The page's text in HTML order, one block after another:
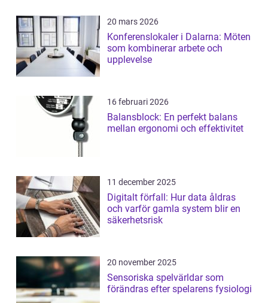
20 mars 2026
Konferenslokaler i Dalarna: Möten
som kombinerar arbete och
upplevelse
16 februari 2026
Balansblock: En perfekt balans
mellan ergonomi och effektivitet
11 december 2025
Digitalt förfall: Hur data åldras
och varför gamla system blir en
säkerhetsrisk
20 november 2025
Sensoriska spelvärldar som
förändras efter spelarens fysiologi